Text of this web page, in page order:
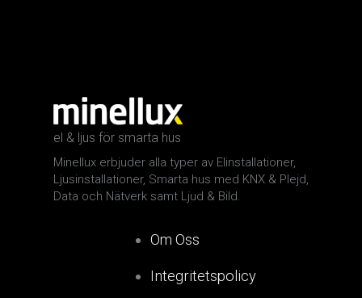
el & ljus för smarta hus
Minellux erbjuder alla typer av Elinstallationer,
Ljusinstallationer, Smarta hus med KNX & Plejd,
Data och Nätverk samt Ljud & Bild.
Om Oss
Integritetspolicy